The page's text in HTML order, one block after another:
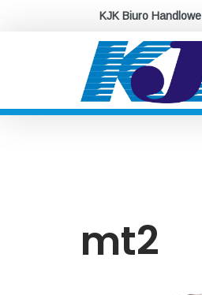
KJK Biuro Handlowe
mt2